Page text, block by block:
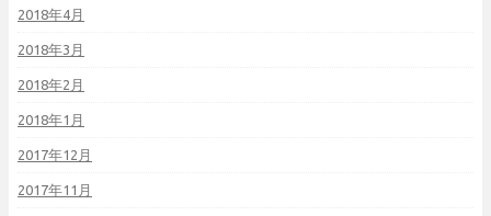
2018年4月
2018年3月
2018年2月
2018年1月
2017年12月
2017年11月